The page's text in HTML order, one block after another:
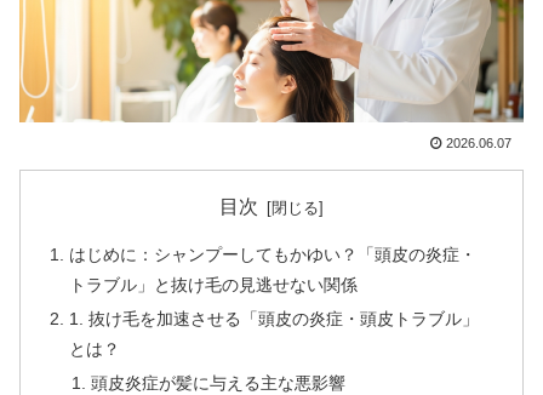
2026.06.07
目次
はじめに：シャンプーしてもかゆい？「頭皮の炎症・
トラブル」と抜け毛の見逃せない関係
1. 抜け毛を加速させる「頭皮の炎症・頭皮トラブル」
とは？
頭皮炎症が髪に与える主な悪影響